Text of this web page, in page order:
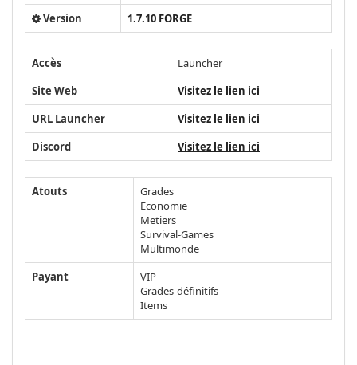
Version
1.7.10 FORGE
Accès
Launcher
Site Web
Visitez le lien ici
URL Launcher
Visitez le lien ici
Discord
Visitez le lien ici
Atouts
Grades
Economie
Metiers
Survival-Games
Multimonde
Payant
VIP
Grades-définitifs
Items